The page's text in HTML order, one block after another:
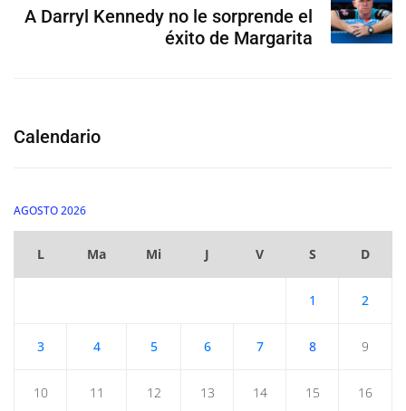
A Darryl Kennedy no le sorprende el
éxito de Margarita
Calendario
AGOSTO 2026
L Ma Mi J V S D
1 2
3 4 5 6 7 8 9
10 11 12 13 14 15 16